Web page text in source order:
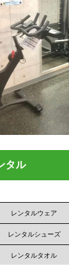
タル
レンタルウェア
レンタルシューズ
レンタルタオル